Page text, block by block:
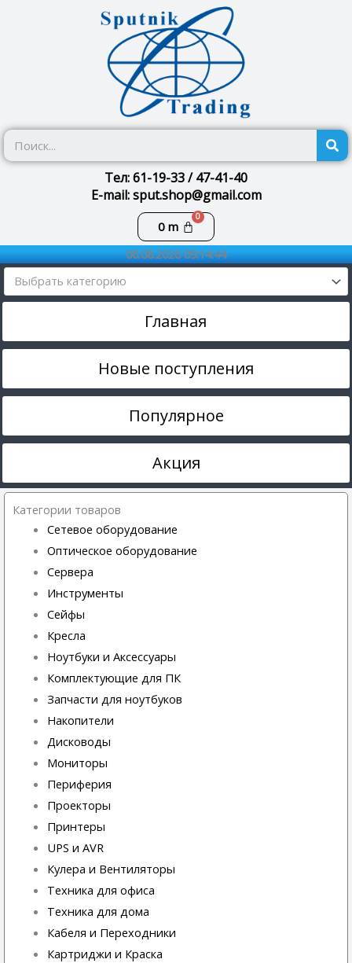
Тел: 61-19-33 / 47-41-40
E-mail: sput.shop@gmail.com
0m
Корзина
06.08.2026 09:14:44
Выбрать категорию
Главная
Новые поступления
Популярное
Акция
Категории товаров
Сетевое оборудование
Оптическое оборудование
Сервера
Инструменты
Сейфы
Кресла
Ноутбуки и Аксессуары
Комплектующие для ПК
Запчасти для ноутбуков
Накопители
Дисководы
Мониторы
Периферия
Проекторы
Принтеры
UPS и AVR
Кулера и Вентиляторы
Техника для офиса
Техника для дома
Кабеля и Переходники
Картриджи и Краска